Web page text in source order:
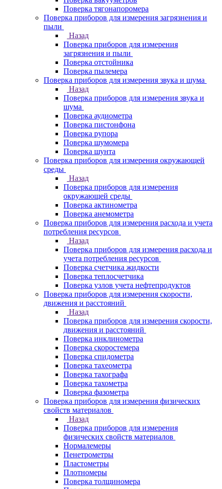
Поверка тягонапоромера
Поверка приборов для измерения загрязнения и
пыли
Назад
Поверка приборов для измерения
загрязнения и пыли
Поверка отстойника
Поверка пылемера
Поверка приборов для измерения звука и шума
Назад
Поверка приборов для измерения звука и
шума
Поверка аудиометра
Поверка пистонфона
Поверка рупора
Поверка шумомера
Поверка шунта
Поверка приборов для измерения окружающей
среды
Назад
Поверка приборов для измерения
окружающей среды
Поверка актинометра
Поверка анемометра
Поверка приборов для измерения расхода и учета
потребления ресурсов
Назад
Поверка приборов для измерения расхода и
учета потребления ресурсов
Поверка счетчика жидкости
Поверка теплосчетчика
Поверка узлов учета нефтепродуктов
Поверка приборов для измерения скорости,
движения и расстояний
Назад
Поверка приборов для измерения скорости,
движения и расстояний
Поверка инклинометра
Поверка скоростемера
Поверка спидометра
Поверка тахеометра
Поверка тахографа
Поверка тахометра
Поверка фазометра
Поверка приборов для измерения физических
свойств материалов
Назад
Поверка приборов для измерения
физических свойств материалов
Нормалемеры
Пенетрометры
Пластометры
Плотномеры
Поверка толщиномера